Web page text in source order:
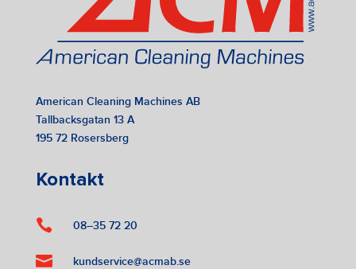
American Cleaning Machines AB
Tallbacksgatan 13 A
195 72 Rosersberg
Kontakt
 08–35 72 20
 kundservice@acmab.se